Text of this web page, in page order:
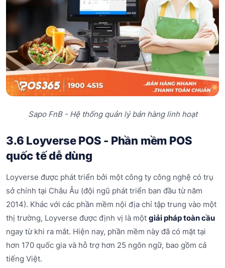
Sapo FnB - Hệ thống quản lý bán hàng linh hoạt
3.6 Loyverse POS - Phần mềm POS
quốc tế dễ dùng
Loyverse được phát triển bởi một công ty công nghệ có trụ
sở chính tại Châu Âu (đội ngũ phát triển ban đầu từ năm
2014). Khác với các phần mềm nội địa chỉ tập trung vào một
thị trường, Loyverse được định vị là một giải pháp toàn cầu
ngay từ khi ra mắt. Hiện nay, phần mềm này đã có mặt tại
hơn 170 quốc gia và hỗ trợ hơn 25 ngôn ngữ, bao gồm cả
tiếng Việt.